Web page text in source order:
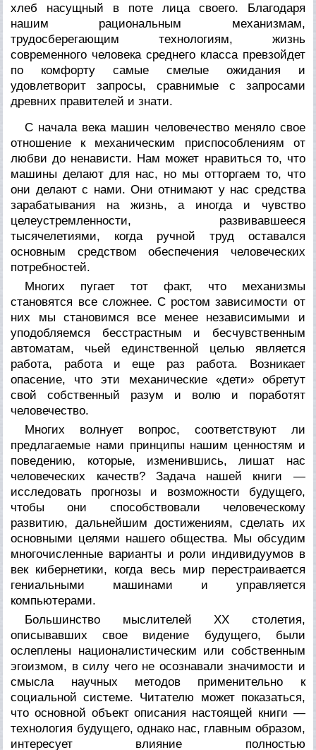
хлеб насущный в поте лица своего. Благодаря
нашим рациональным механизмам,
трудосберегающим технологиям, жизнь
современного человека среднего класса превзойдет
по комфорту самые смелые ожидания и
удовлетворит запросы, сравнимые с запросами
древних правителей и знати.
С начала века машин человечество меняло свое
отношение к механическим приспособлениям от
любви до ненависти. Нам может нравиться то, что
машины делают для нас, но мы отторгаем то, что
они делают с нами. Они отнимают у нас средства
зарабатывания на жизнь, а иногда и чувство
целеустремленности, развивавшееся
тысячелетиями, когда ручной труд оставался
основным средством обеспечения человеческих
потребностей.
Многих пугает тот факт, что механизмы
становятся все сложнее. С ростом зависимости от
них мы становимся все менее независимыми и
уподобляемся бесстрастным и бесчувственным
автоматам, чьей единственной целью является
работа, работа и еще раз работа. Возникает
опасение, что эти механические «дети» обретут
свой собственный разум и волю и поработят
человечество.
Многих волнует вопрос, соответствуют ли
предлагаемые нами принципы нашим ценностям и
поведению, которые, изменившись, лишат нас
человеческих качеств? Задача нашей книги —
исследовать прогнозы и возможности будущего,
чтобы они способствовали человеческому
развитию, дальнейшим достижениям, сделать их
основными целями нашего общества. Мы обсудим
многочисленные варианты и роли индивидуумов в
век кибернетики, когда весь мир перестраивается
гениальными машинами и управляется
компьютерами.
Большинство мыслителей ХХ столетия,
описывавших свое видение будущего, были
ослеплены националистическим или собственным
эгоизмом, в силу чего не осознавали значимости и
смысла научных методов применительно к
социальной системе. Читателю может показаться,
что основной объект описания настоящей книги —
технология будущего, однако нас, главным образом,
интересует влияние полностью